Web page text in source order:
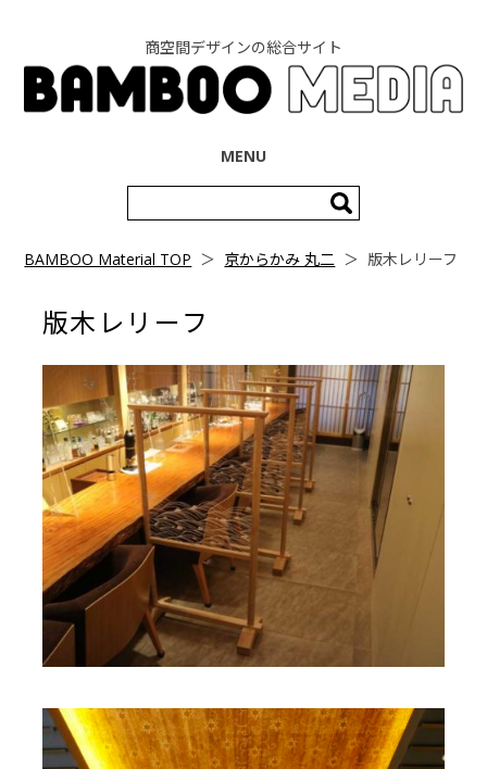
商空間デザインの総合サイト
MENU
索:
BAMBOO Material TOP ＞ 京からかみ 丸二 ＞ 版木レリーフ
版木レリーフ